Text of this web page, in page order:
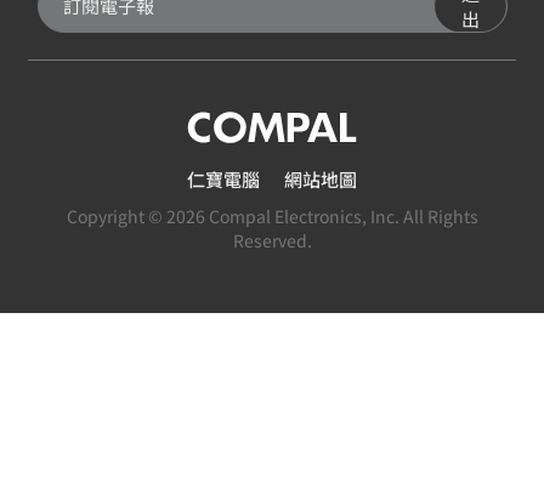
出
仁寶電腦 網站地圖
Copyright © 2026 Compal Electronics, Inc. All Rights
Reserved.